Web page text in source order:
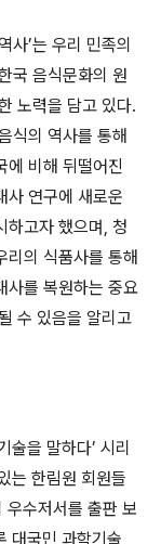
사’는 우리 민족의
국 음식문화의 원
노력을 담고 있다.
식의 역사를 통해
에 비해 뒤떨어진
사 연구에 새로운
하고자 했으며, 청
리의 식품사를 통해
사를 복원하는 중요
수 있음을 알리고
을 말하다’ 시리
는 한림원 회원들
우수저서를 출판 보
대국민 과학기술